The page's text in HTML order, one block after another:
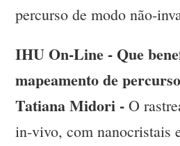
percurso de modo não-
IHU On-Line - Que
mapeamento de
Tatiana Midori - O
in-vivo, com nanocristais